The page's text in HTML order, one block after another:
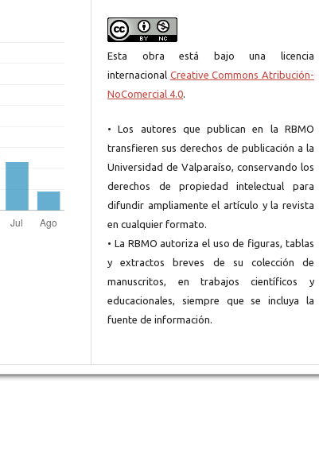
Esta obra está bajo una licencia
internacional Creative Commons Atribución-
NoComercial 4.0.
• Los autores que publican en la RBMO
transfieren sus derechos de publicación a la
Universidad de Valparaíso, conservando los
derechos de propiedad intelectual para
difundir ampliamente el artículo y la revista
en cualquier formato.
• La RBMO autoriza el uso de figuras, tablas
y extractos breves de su colección de
manuscritos, en trabajos científicos y
educacionales, siempre que se incluya la
fuente de información.